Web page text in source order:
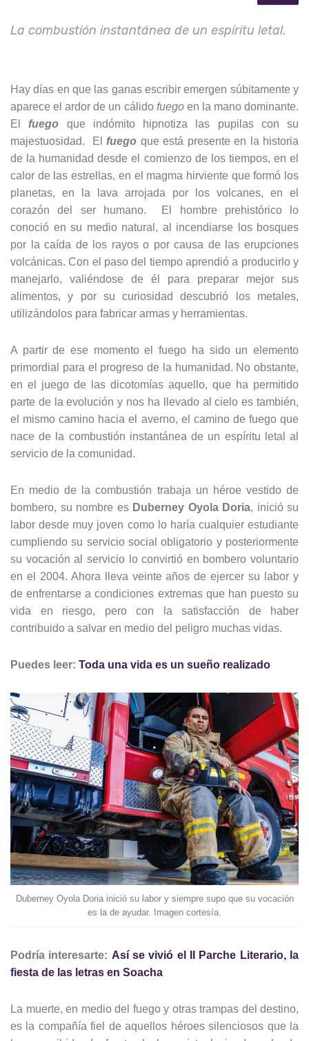
La combustión instantánea de un espíritu letal.
Hay días en que las ganas escribir emergen súbitamente y
aparece el ardor de un cálido fuego en la mano dominante.
El fuego
que indómito hipnotiza las pupilas con su
majestuosidad. El fuego que está presente en la historia
de la humanidad desde el comienzo de los tiempos, en el
calor de las estrellas, en el magma hirviente que formó los
planetas, en la lava arrojada por los volcanes, en el
corazón del ser humano. El hombre prehistórico lo
conoció en su medio natural, al incendiarse los bosques
por la caída de los rayos o por causa de las erupciones
volcánicas. Con el paso del tiempo aprendió a producirlo y
manejarlo, valiéndose de él para preparar mejor sus
alimentos, y por su curiosidad descubrió los metales,
utilizándolos para fabricar armas y herramientas.
A partir de ese momento el fuego ha sido un elemento
primordial para el progreso de la humanidad. No obstante,
en el juego de las dicotomías aquello, que ha permitido
parte de la evolución y nos ha llevado al cielo es también,
el mismo camino hacia el averno, el camino de fuego que
nace de la combustión instantánea de un espíritu letal al
servicio de la comunidad.
En medio de la combustión trabaja un héroe vestido de
bombero, su nombre es Duberney Oyola Doria, inició su
labor desde muy joven como lo haría cualquier estudiante
cumpliendo su servicio social obligatorio y posteriormente
su vocación al servicio lo convirtió en bombero voluntario
en el 2004. Ahora lleva veinte años de ejercer su labor y
de enfrentarse a condiciones extremas que han puesto su
vida en riesgo, pero con la satisfacción de haber
contribuido a salvar en medio del peligro muchas vidas.
Puedes leer: Toda una vida es un sueño realizado
Duberney Oyola Doria inició su labor y siempre supo que su vocación
es la de ayudar. Imagen cortesía.
Podría interesarte: Así se vivió el II Parche Literario, la
fiesta de las letras en Soacha
La muerte, en medio del fuego y otras trampas del destino,
es la compañía fiel de aquellos héroes silenciosos que la